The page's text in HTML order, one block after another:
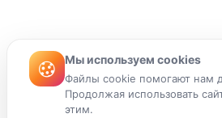
Мы используем cookies
Файлы cookie помогают нам
Продолжая использовать
этим.